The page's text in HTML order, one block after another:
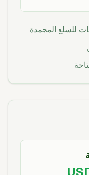
للسلع المجمدة